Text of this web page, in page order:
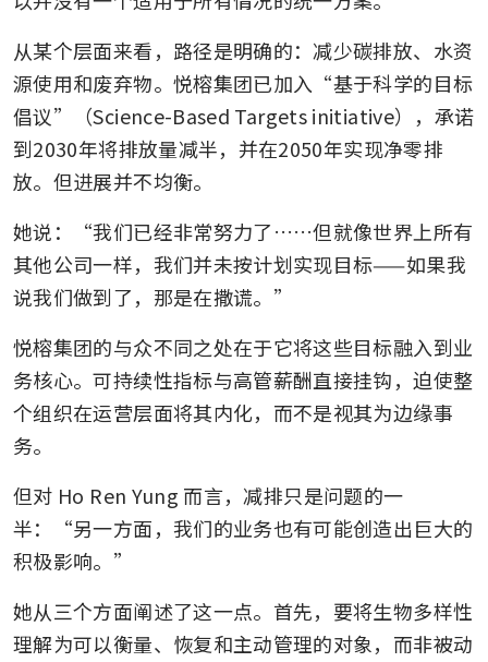
从某个层面来看，路径是明确的：减少碳排放、水资
源使用和废弃物。悦榕集团已加入“基于科学的目标
倡议”（Science-Based Targets initiative），承诺
到2030年将排放量减半，并在2050年实现净零排
放。但进展并不均衡。
她说：“我们已经非常努力了……但就像世界上所有
其他公司一样，我们并未按计划实现目标——如果我
说我们做到了，那是在撒谎。”
悦榕集团的与众不同之处在于它将这些目标融入到业
务核心。可持续性指标与高管薪酬直接挂钩，迫使整
个组织在运营层面将其内化，而不是视其为边缘事
务。
但对 Ho Ren Yung 而言，减排只是问题的一
半：“另一方面，我们的业务也有可能创造出巨大的
积极影响。”
她从三个方面阐述了这一点。首先，要将生物多样性
理解为可以衡量、恢复和主动管理的对象，而非被动